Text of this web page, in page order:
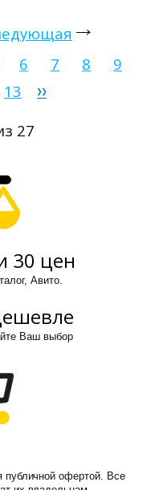
6 7 8
9
13
27
30 цен
Авито.
Ваш выбор
публичной офертой. Все